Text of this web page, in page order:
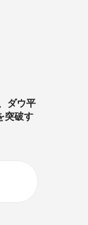
ダウ平
突破す